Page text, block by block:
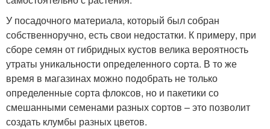
У посадочного материала, который был собран
собственноручно, есть свои недостатки. К примеру, при
сборе семян от гибридных кустов велика вероятность
утраты уникальности определенного сорта. В то же
время в магазинах можно подобрать не только
определенные сорта флоксов, но и пакетики со
смешанными семенами разных сортов – это позволит
создать клумбы разных цветов.